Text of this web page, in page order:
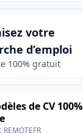
votre
d’emploi
100% gratuit
de CV 100%